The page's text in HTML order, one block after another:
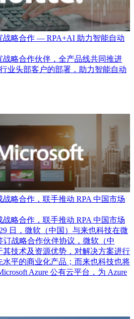
战略合作 — RPA+AI 助力智能自动
略合作伙伴，全产品线共同推进
业头部客户的部署，助力智能自动
略合作，联手推动 RPA 中国市场
略合作，联手推动 RPA 中国市场
日，微软（中国）与来也科技在微
订战略合作伙伴协议，微软（中
其技术及资源优势，对解决方案进行
平的商业化产品；而来也科技也将
Azure 公有云平台，为 Azure